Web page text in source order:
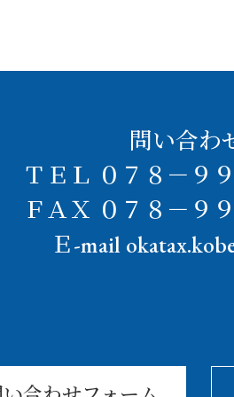
問い合わ
ＴＥＬ ０７８－９
ＦＡＸ ０７８－９
Ｅ-mail